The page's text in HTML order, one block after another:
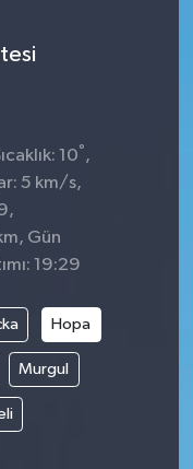
10° ,
5 km/s,
Gün
19:29
Hopa
Murgul